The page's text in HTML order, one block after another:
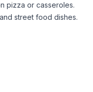
pizza or casseroles.
street food dishes.